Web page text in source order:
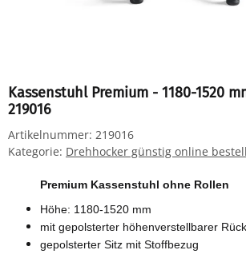
Kassenstuhl Premium - 1180-1520
219016
Artikelnummer: 219016
Kategorie: Drehhocker günstig online
Premium Kassenstuhl ohne Rollen
Höhe: 1180-1520 mm
mit gepolsterter höhenverstellbarer
gepolsterter Sitz mit Stoffbezug